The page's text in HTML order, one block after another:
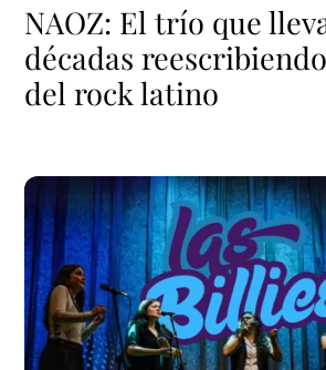
NAOZ: El trío que
décadas
del rock latino